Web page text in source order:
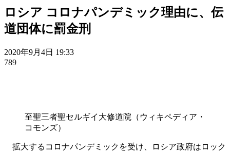
ロシア コロナパンデミック理由に、伝
道団体に罰金刑
2020年9月4日 19:33
789
至聖三者聖セルギイ大修道院（ウィキペディア・
コモンズ）
拡大するコロナパンデミックを受け、ロシア政府はロック